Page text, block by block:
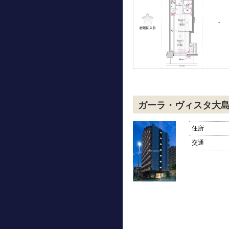
-
ガーラ・ヴィスタ大
住所
交通